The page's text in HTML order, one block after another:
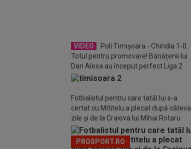
VIDEO
Poli Timișoara - Chindia 1-0.
Totul pentru promovare! Bănățenii lui
Dan Alexa au început perfect Liga 2
Fotbalistul pentru care tatăl lui s-a
certat cu Mititelu a plecat după câteva
zile și de la Craiova lui Mihai Rotaru
PROSPORT.RO